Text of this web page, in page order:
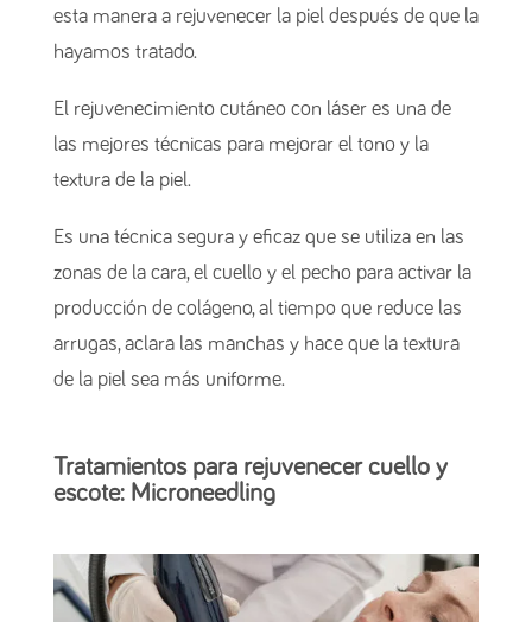
esta manera a rejuvenecer la piel después de que la
hayamos tratado.
El rejuvenecimiento cutáneo con láser es una de
las mejores técnicas para mejorar el tono y la
textura de la piel.
Es una técnica segura y eficaz que se utiliza en las
zonas de la cara, el cuello y el pecho para activar la
producción de colágeno, al tiempo que reduce las
arrugas, aclara las manchas y hace que la textura
de la piel sea más uniforme.
Tratamientos para rejuvenecer cuello y
escote: Microneedling